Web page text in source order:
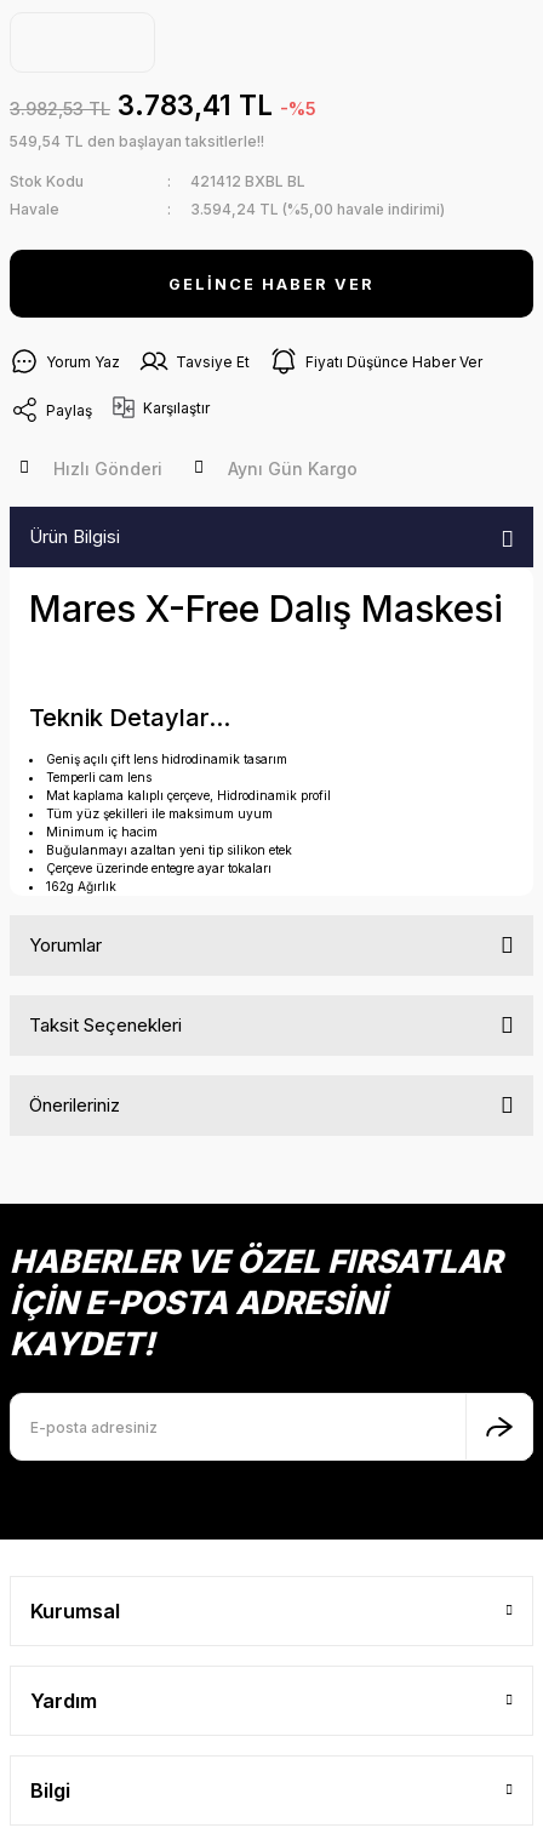
3.982,53 TL 3.783,41 TL -%5
549,54 TL den başlayan taksitlerle!!
Stok Kodu
421412 BXBL BL
Havale
3.594,24 TL (%5,00 havale indirimi)
GELİNCE HABER VER
Yorum Yaz Tavsiye Et Fiyatı Düşünce Haber Ver
Paylaş Karşılaştır
Hızlı Gönderi Aynı Gün Kargo
Ürün Bilgisi
Mares X-Free Dalış Maskesi
Teknik Detaylar...
Geniş açılı çift lens hidrodinamik tasarım
Temperli cam lens
Mat kaplama kalıplı çerçeve, Hidrodinamik profil
Tüm yüz şekilleri ile maksimum uyum
Minimum iç hacim
Buğulanmayı azaltan yeni tip silikon etek
Çerçeve üzerinde entegre ayar tokaları
162g Ağırlık
Yorumlar
Taksit Seçenekleri
Önerileriniz
Ürün resmi kalitesiz, bozuk veya görüntülenemiyor.
Ürün açıklamasında eksik bilgiler bulunuyor.
Ürün fiyatı diğer sitelerden daha pahalı.
Bu ürüne benzer farklı alternatifler olmalı.
HABERLER VE ÖZEL FIRSATLAR
İÇİN E-POSTA ADRESİNİ
KAYDET!
Kurumsal
Yardım
Bilgi